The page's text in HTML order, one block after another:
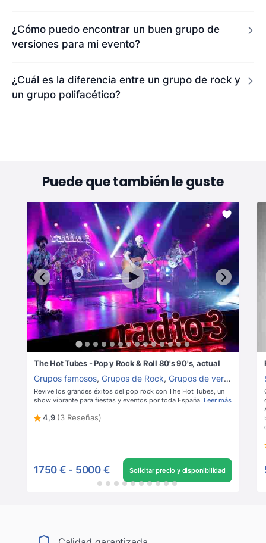
¿Cómo puedo encontrar un buen grupo de
versiones para mi evento?
¿Cuál es la diferencia entre un grupo de rock y
un grupo polifacético?
Puede que también le guste
The Hot Tubes - Pop y Rock & Roll 80's 90's, actual
Grupos famosos, Grupos de Rock, Grupos de versiones
Revive los grandes éxitos del pop rock con The Hot Tubes, un
show vibrante para fiestas y eventos por toda España. Leer más
4,9 (3 Reseñas)
1750 € - 5000 € Solicitar precio y disponibilidad